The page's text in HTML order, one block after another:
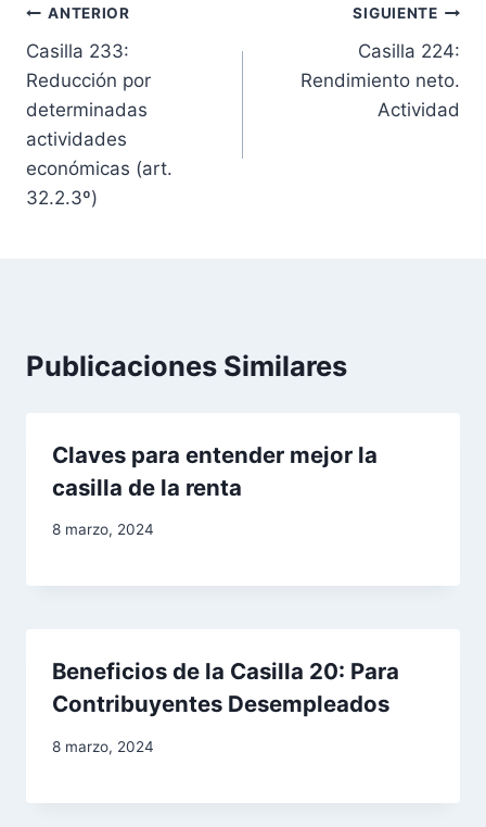
N
a
v
e
g
ó
d
ANTERIOR
Casilla 233:
Reducción por
determinadas
actividades
económicas (art.
32.2.3º)
SIGUIENTE
Casilla 224:
Rendimiento neto.
Actividad
Publicaciones Similares
Claves para entender mejor la
casilla de la renta
8 marzo, 2024
Beneficios de la Casilla 20: Para
Contribuyentes Desempleados
8 marzo, 2024